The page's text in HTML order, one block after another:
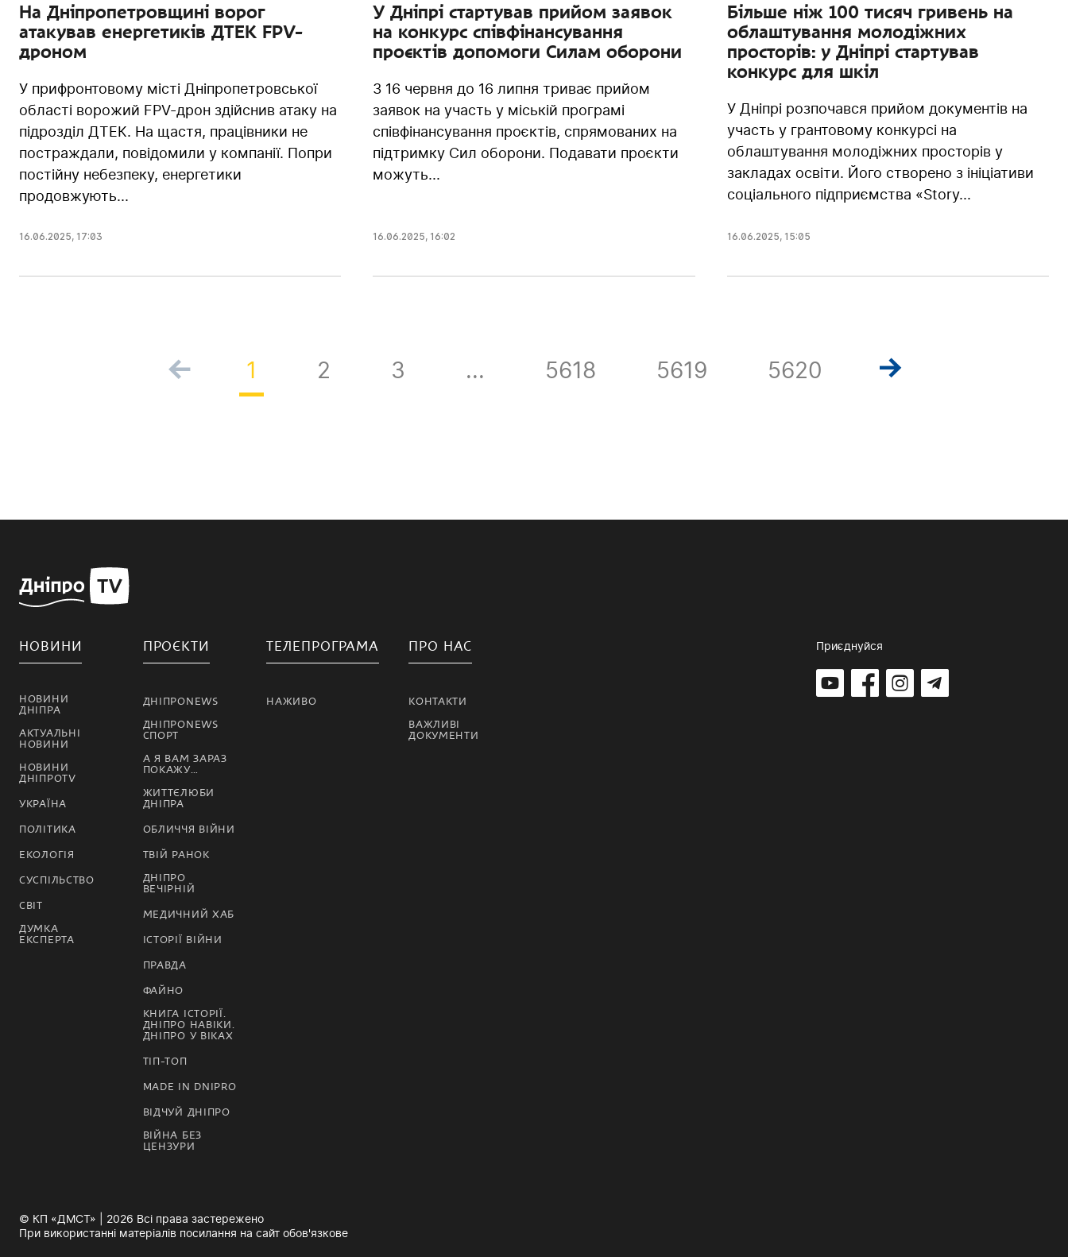
На Дніпропетровщині ворог
атакував енергетиків ДТЕК FPV-
дроном
У прифронтовому місті Дніпропетровської
області ворожий FPV-дрон здійснив атаку на
підрозділ ДТЕК. На щастя, працівники не
постраждали, повідомили у компанії. Попри
постійну небезпеку, енергетики
продовжують...
16.06.2025, 17:03
У Дніпрі стартував прийом заявок
на конкурс співфінансування
проєктів допомоги Силам оборони
З 16 червня до 16 липня триває прийом
заявок на участь у міській програмі
співфінансування проєктів, спрямованих на
підтримку Сил оборони. Подавати проєкти
можуть...
16.06.2025, 16:02
Більше ніж 100 тисяч гривень на
облаштування молодіжних
просторів: у Дніпрі стартував
конкурс для шкіл
У Дніпрі розпочався прийом документів на
участь у грантовому конкурсі на
облаштування молодіжних просторів у
закладах освіти. Його створено з ініціативи
соціального підприємства «Story...
16.06.2025, 15:05
1 2 3 ... 5618 5619 5620
НОВИНИ
НОВИНИ
ДНІПРА
АКТУАЛЬНІ
НОВИНИ
НОВИНИ
ДНІПРОTV
УКРАЇНА
ПОЛІТИКА
ЕКОЛОГІЯ
СУСПІЛЬСТВО
СВІТ
ДУМКА
ЕКСПЕРТА
ПРОЄКТИ
ДНІПРОNEWS
ДНІПРОNEWS
СПОРТ
А Я ВАМ ЗАРАЗ
ПОКАЖУ…
ЖИТТЄЛЮБИ
ДНІПРА
ОБЛИЧЧЯ ВІЙНИ
ТВІЙ РАНОК
ДНІПРО
ВЕЧІРНІЙ
МЕДИЧНИЙ ХАБ
ІСТОРІЇ ВІЙНИ
ПРАВДА
ФАЙНО
КНИГА ІСТОРІЇ.
ДНІПРО НАВІКИ.
ДНІПРО У ВІКАХ
ТІП-ТОП
MADE IN DNIPRO
ВІДЧУЙ ДНІПРО
ВІЙНА БЕЗ
ЦЕНЗУРИ
ТЕЛЕПРОГРАМА
НАЖИВО
ПРО НАС
КОНТАКТИ
ВАЖЛИВІ
ДОКУМЕНТИ
Приєднуйся
© КП «ДМСТ» | 2026 Всі права застережено
При використанні матеріалів посилання на сайт обов'язкове